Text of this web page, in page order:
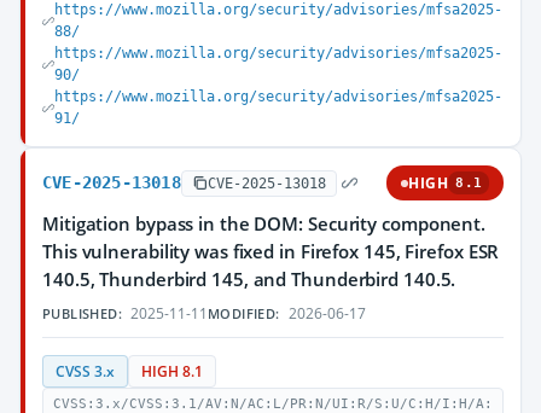
https://www.mozilla.org/security/advisories/mfsa2025-
88/
https://www.mozilla.org/security/advisories/mfsa2025-
90/
https://www.mozilla.org/security/advisories/mfsa2025-
91/
CVE-2025-13018 CVE-2025-13018 HIGH 8.1
Mitigation bypass in the DOM: Security component.
This vulnerability was fixed in Firefox 145, Firefox ESR
140.5, Thunderbird 145, and Thunderbird 140.5.
PUBLISHED: 2025-11-11 MODIFIED: 2026-06-17
CVSS 3.x HIGH 8.1
CVSS:3.x/CVSS:3.1/AV:N/AC:L/PR:N/UI:R/S:U/C:H/I:H/A: